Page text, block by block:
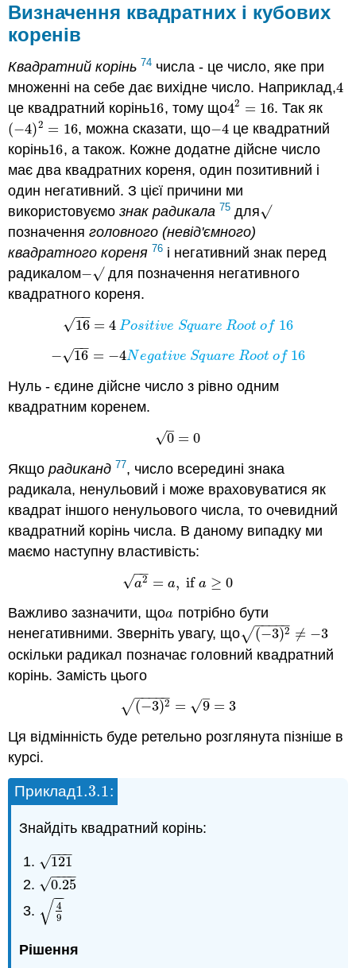
Визначення квадратних і кубових
коренів
Квадратний корінь 74 числа - це число, яке при
множенні на себе дає вихідне число. Наприклад,4
4
це квадратний корінь16
16, тому що42 = 16
42 =16 . Так як
(−4)2 = 16
(−4)2=16 , можна сказати, що−4
−4 це квадратний
корінь16
16, а також. Кожне додатне дійсне число
має два квадратних кореня, один позитивний і
один негативний. З цієї причини ми
використовуємознак радикала 75 для√
√
позначенняголовного (невід'ємного)
квадратного кореня 76 і негативний знак перед
радикалом−√
−√ для позначення негативного
квадратного кореня.
16
−−
√ = 4 Positive Square Root of 16
16=4P ositiveSquareRoot of16
− 16
−−
√ = −4Negative Square Root of 16
−16=− 4NegativeSqua reRootof16
Нуль - єдине дійсне число з рівно одним
квадратним коренем.
0
–
√ = 0
0=0
Якщорадиканд 77, число всередині знака
радикала, ненульовий і може враховуватися як
квадрат іншого ненульового числа, то очевидний
квадратний корінь числа. В даному випадку ми
маємо наступну властивість:
a2
−−
√ = a, ifa ≥ 0
a2=a,ifa ≥0
Важливо зазначити, щоa
a потрібно бути
ненегативними. Зверніть увагу, що
(−3)2
− −
−−−
√ ≠ −3
(−3)2≠− 3
оскільки радикал позначає головний квадратний
корінь. Замість цього
(−3)2
− −
−−−
√ = 9
–
√ = 3
(−3)2=9 =3
Ця відмінність буде ретельно розглянута пізніше в
курсі.
Приклад1.3.1
1.3.1:
Знайдіть квадратний корінь:
121
−−
−
√
121
0.25
− −
−−
√
0.25
4
9
−
−
√
4 9
Рішення